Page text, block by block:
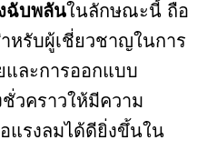
ฉับพลันในลักษณะนี้ ถือ
รับผู้เชี่ยวชาญในการ
และการออกแบบ
วคราวให้มีความ
แรงลมได้ดียิ่งขึ้นใน